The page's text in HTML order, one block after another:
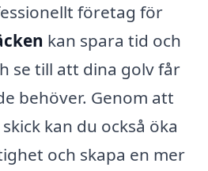
företag för
kan spara tid och
se till att dina golv får
behöver. Genom att
kan du också öka
och skapa en mer